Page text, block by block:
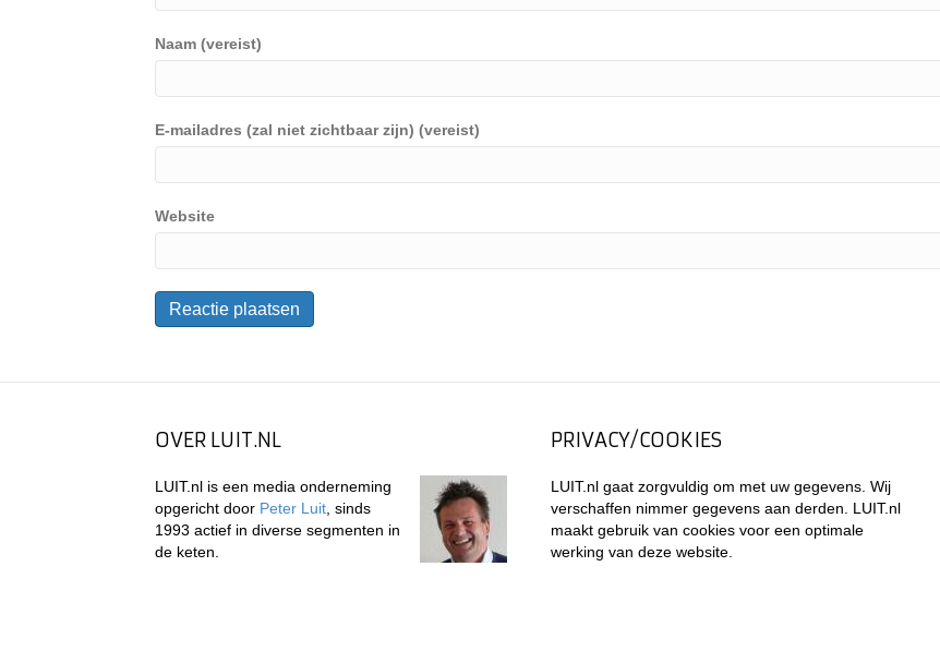
Naam (vereist)
E-mailadres (zal niet zichtbaar zijn) (vereist)
Website
OVER LUIT.NL
LUIT.nl is een media onderneming
opgericht door Peter Luit , sinds
1993 actief in diverse segmenten in
de keten.
PRIVACY/COOKIES
LUIT.nl gaat zorgvuldig om met uw gegevens. Wij
verschaffen nimmer gegevens aan derden. LUIT.nl
maakt gebruik van cookies voor een optimale
werking van deze website.